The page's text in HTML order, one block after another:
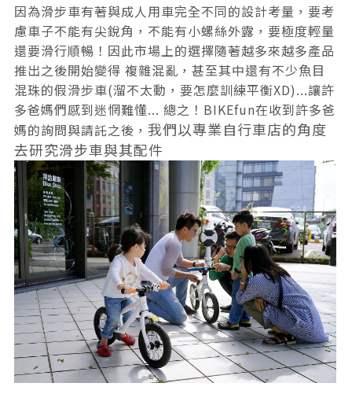
因為滑步車有著與成人用車完全不同的設計考量， 要考
慮車子不能有尖銳角，不能有小螺絲外露，要極度輕量
還要滑行順暢！因此市場上的選擇隨著越多來越多產品
推出之後開始變得 複雜混亂，甚至其中還有不少魚目
混珠的假滑步車(溜不太動，要怎麼訓練平衡XD)...讓許
多爸媽們感到迷惘難懂... 總之！BIKEfun在收到許多爸
媽的詢問與請託之後， 我們以專業自行車店的角度
去研究滑步車與其配件